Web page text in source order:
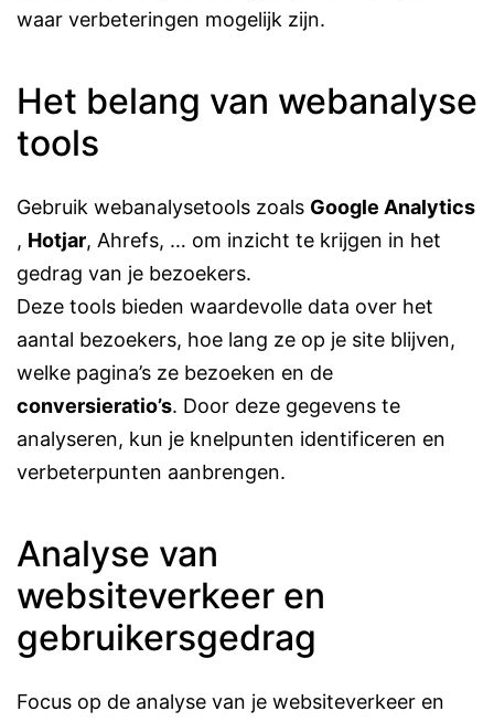
waar verbeteringen mogelijk zijn.
Het belang van webanalyse
tools
Gebruik webanalysetools zoals Google Analytics
, Hotjar, Ahrefs, … om inzicht te krijgen in het
gedrag van je bezoekers.
Deze tools bieden waardevolle data over het
aantal bezoekers, hoe lang ze op je site blijven,
welke pagina’s ze bezoeken en de
conversieratio’s. Door deze gegevens te
analyseren, kun je knelpunten identificeren en
verbeterpunten aanbrengen​​.
Analyse van
websiteverkeer en
gebruikersgedrag
Focus op de analyse van je websiteverkeer en